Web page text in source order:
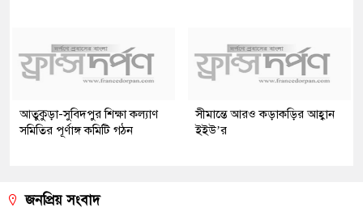
আতুকুড়া-সুবিদপুর শিক্ষা কল্যাণ
সমিতির পূর্ণাঙ্গ কমিটি গঠন
সীমান্তে আরও কড়াকড়ির আহ্বান
ইইউ’র
জনপ্রিয় সংবাদ